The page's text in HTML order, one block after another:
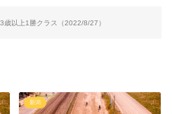
歳以上1勝クラス（2022/8/27）
新潟